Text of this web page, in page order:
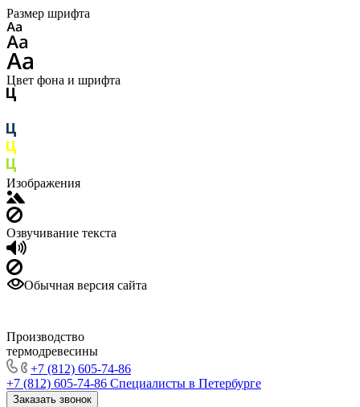
Размер шрифта
Цвет фона и шрифта
Изображения
Озвучивание текста
Обычная версия сайта
Производство
термодревесины
+7 (812) 605-74-86
+7 (812) 605-74-86 Специалисты в Петербурге
Заказать звонок